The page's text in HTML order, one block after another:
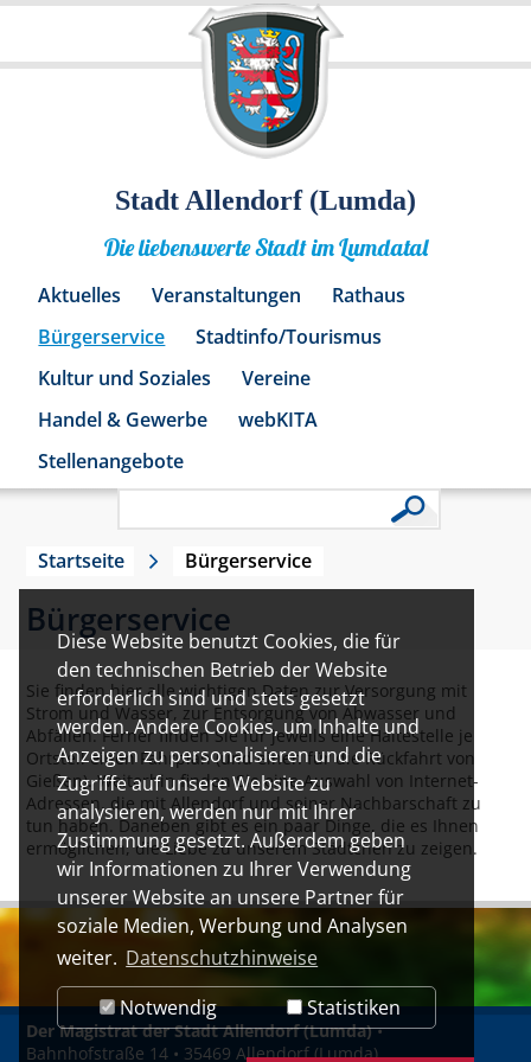
Diese Website benutzt Cookies, die für
den technischen Betrieb der Website
erforderlich sind und stets gesetzt
werden. Andere Cookies, um Inhalte und
Anzeigen zu personalisieren und die
Zugriffe auf unsere Website zu
analysieren, werden nur mit Ihrer
Zustimmung gesetzt. Außerdem geben
wir Informationen zu Ihrer Verwendung
unserer Website an unsere Partner für
soziale Medien, Werbung und Analysen
weiter. Datenschutzhinweise
Notwendig
Statistiken
Stadt Allendorf (Lumda)
Die liebenswerte Stadt im Lumdatal
Aktuelles Veranstaltungen
Rathaus
Bürgerservice
Stadtinfo/Tourismus
Kultur und Soziales
Vereine
Handel & Gewerbe
webKITA
Stellenangebote
Startseite Bürgerservice
Bürgerservice
Sie finden hier alle wichtigen Daten zur Versorgung mit
Strom und Wasser, zur Entsorgung von Abwasser und
Abfällen. Ferner finden Sie für jeweils eine Haltestelle je
Ortsteil einen Fahrplan (und einen für die Rückfahrt von
Gießen). Weiterhin finden Sie eine Auswahl von Internet-
Adressen, die mit Allendorf und seiner Nachbarschaft zu
tun haben. Daneben gibt es ein paar Dinge, die es Ihnen
ermöglichen, die Liebe zu unserem Städtchen zu zeigen.
Der Magistrat der Stadt Allendorf (Lumda)•
Bahnhofstraße 14 • 35469 Allendorf (Lumda)